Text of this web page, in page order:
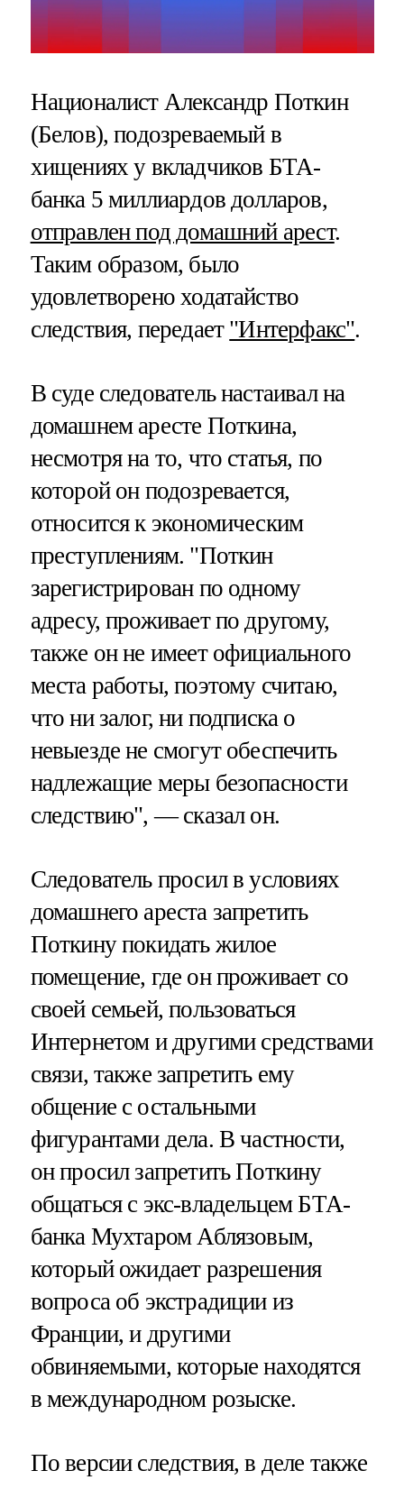
Националист Александр Поткин
(Белов), подозреваемый в
хищениях у вкладчиков БТА-
банка 5 миллиардов долларов,
отправлен под домашний арест.
Таким образом, было
удовлетворено ходатайство
следствия, передает "Интерфакс".
В суде следователь настаивал на
домашнем аресте Поткина,
несмотря на то, что статья, по
которой он подозревается,
относится к экономическим
преступлениям. "Поткин
зарегистрирован по одному
адресу, проживает по другому,
также он не имеет официального
места работы, поэтому считаю,
что ни залог, ни подписка о
невыезде не смогут обеспечить
надлежащие меры безопасности
следствию", — сказал он.
Следователь просил в условиях
домашнего ареста запретить
Поткину покидать жилое
помещение, где он проживает со
своей семьей, пользоваться
Интернетом и другими средствами
связи, также запретить ему
общение с остальными
фигурантами дела. В частности,
он просил запретить Поткину
общаться с экс-владельцем БТА-
банка Мухтаром Аблязовым,
который ожидает разрешения
вопроса об экстрадиции из
Франции, и другими
обвиняемыми, которые находятся
в международном розыске.
По версии следствия, в деле также